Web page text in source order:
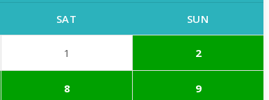
SAT SUN
1 2
8 9